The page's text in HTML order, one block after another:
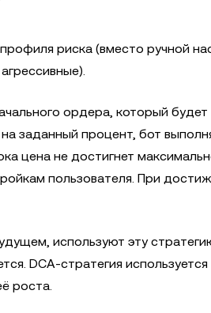
риска (вместо ручной
ордера, который
заданный процент, бот
цена не достигнет
пользователя. При
используют эту
DCA-стратегия
роста.